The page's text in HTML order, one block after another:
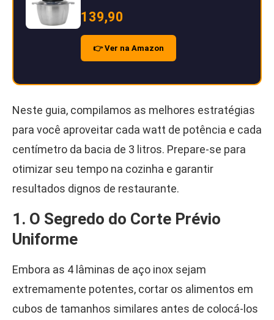
139,90
👉 Ver na Amazon
Neste guia, compilamos as melhores estratégias
para você aproveitar cada watt de potência e cada
centímetro da bacia de 3 litros. Prepare-se para
otimizar seu tempo na cozinha e garantir
resultados dignos de restaurante.
1. O Segredo do Corte Prévio
Uniforme
Embora as 4 lâminas de aço inox sejam
extremamente potentes, cortar os alimentos em
cubos de tamanhos similares antes de colocá-los